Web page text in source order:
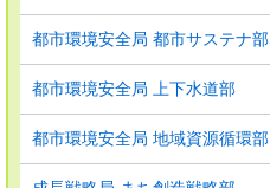
都市環境安全局 都市サステナ部
都市環境安全局 上下水道部
都市環境安全局 地域資源循環部